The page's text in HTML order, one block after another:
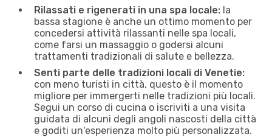
Rilassati e rigenerati in una spa locale: la
bassa stagione è anche un ottimo momento per
concedersi attività rilassanti nelle spa locali,
come farsi un massaggio o godersi alcuni
trattamenti tradizionali di salute e bellezza.
Senti parte delle tradizioni locali di Venetie:
con meno turisti in città, questo è il momento
migliore per immergerti nelle tradizioni più locali.
Segui un corso di cucina o iscriviti a una visita
guidata di alcuni degli angoli nascosti della città
e goditi un'esperienza molto più personalizzata.